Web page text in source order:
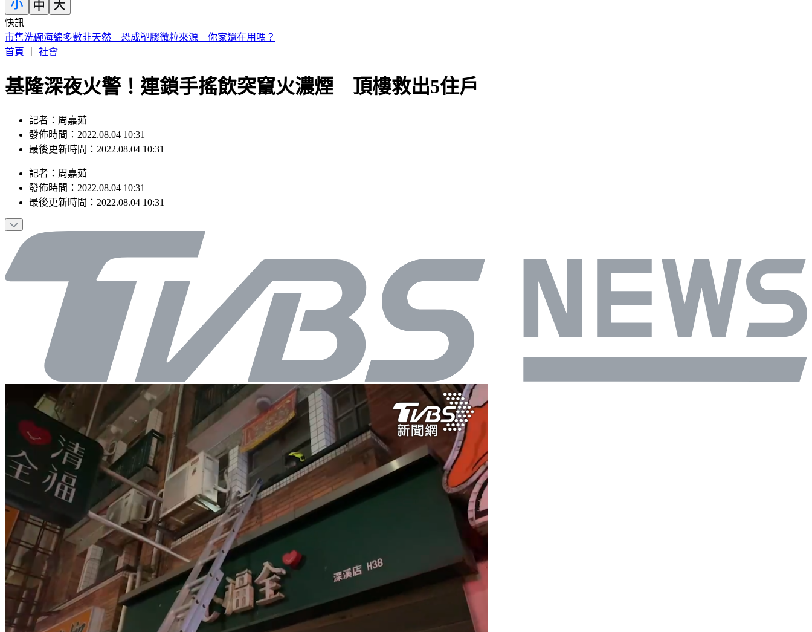
快訊
《夏日活動》花蓮FUN暑假 即將成真火舞秀 加碼重現
首頁
社會
基隆深夜火警！連鎖手搖飲突竄火濃煙 頂樓救出5住戶
記者：周嘉茹
發佈時間：2022.08.04 10:31
最後更新時間：2022.08.04 10:31
記者 ： 周嘉茹
發佈時間： 2022.08.04 10:31
最後更新時間： 2022.08.04 10:31